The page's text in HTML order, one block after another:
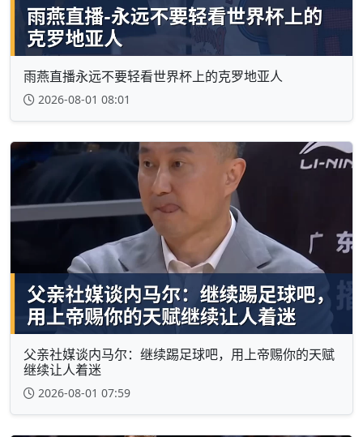
雨燕直播永远不要轻看世界杯上的克罗地亚人
2026-08-01 08:01
父亲社媒谈内马尔：继续踢足球吧，用上帝赐你的天赋
继续让人着迷
2026-08-01 07:59